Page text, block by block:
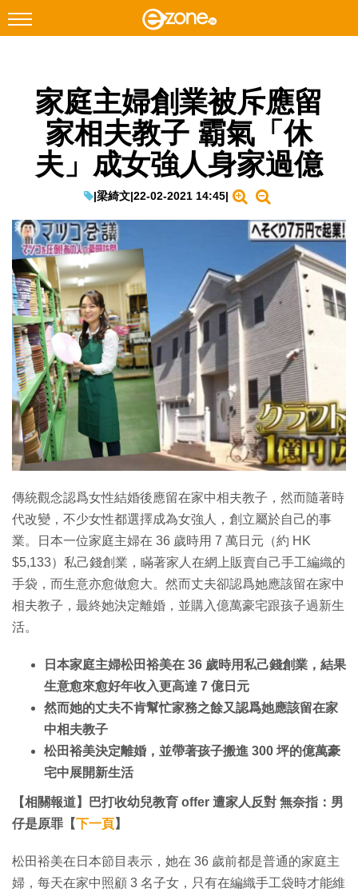
Facebook Instagram
科技焦點
網絡生活
教學評測
EduTech
IT Times
生成式AI與雲端應用
Enterprise Digital Transformation
特集
家庭主婦創業被斥應留
家相夫教子 霸氣「休
夫」成女強人身家過億
|梁綺文|22-02-2021 14:45|
傳統觀念認爲女性結婚後應留在家中相夫教子，然而隨著時
代改變，不少女性都選擇成為女強人，創立屬於自己的事
業。日本一位家庭主婦在 36 歲時用 7 萬日元（約 HK
$5,133）私己錢創業，瞞著家人在網上販賣自己手工編織的
手袋，而生意亦愈做愈大。然而丈夫卻認爲她應該留在家中
相夫教子，最終她決定離婚，並購入億萬豪宅跟孩子過新生
活。
日本家庭主婦松田裕美在 36 歲時用私己錢創業，結果
生意愈來愈好年收入更高達 7 億日元
然而她的丈夫不肯幫忙家務之餘又認爲她應該留在家
中相夫教子
松田裕美決定離婚，並帶著孩子搬進 300 坪的億萬豪
宅中展開新生活
【相關報道】巴打收幼兒教育 offer 遭家人反對 無奈指：男
仔是原罪【下一頁】
松田裕美在日本節目表示，她在 36 歲前都是普通的家庭主
婦，每天在家中照顧 3 名子女，只有在編織手工袋時才能維